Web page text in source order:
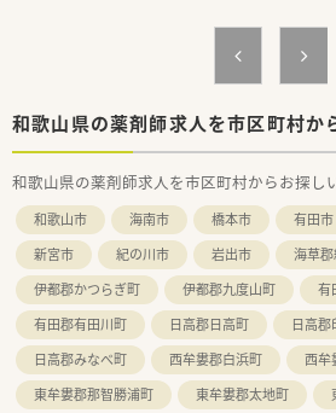
を行っております。
■グループ共通で運用する「基幹システ
■原則として、配属店舗での勤務とな
やマネジメント等級への昇格などの
平・公正な昇降級・昇降格を行うほか、
退職金制度も、現状の積立方式から
年金（企業型DC）への移行も予定して
■年間休日120日以上、また年次有給休
後）も高く、プライベートの両立もと
■産休・育休制度を取得され復帰した
業制度も整備され、どなたでも働きや
■研修は、取引業者との勉強会のほか、
接遇、等級・職種別研修などにも参加
■社員割引やレジャー施設の利用など
ます。
和歌山県の薬剤師求人を市区町村か
和歌山県の薬剤師求人を市区町村からお探し
和歌山市 海南市 橋本市 有田市
新宮市
紀の川市 岩出市
海草
伊都郡かつらぎ町
伊都郡九度山町
有
有田郡有田川町
日高郡日高町
日高
日高郡みなべ町
西牟婁郡白浜町
西牟
東牟婁郡那智勝浦町
東牟婁郡太地町